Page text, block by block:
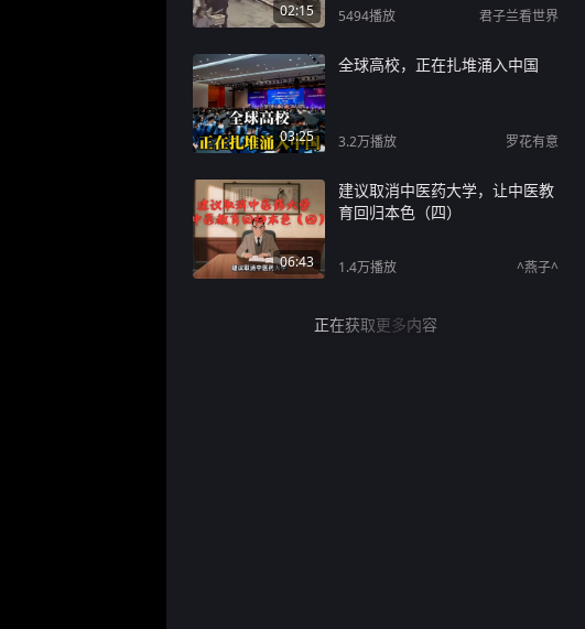
02:15 5494播放 君子兰看世界
03:25
全球高校，正在扎堆涌入中国
3.2万播放 罗花有意
06:43
建议取消中医药大学，让中医教
育回归本色（四）
1.4万播放 ^燕子^
正在获取更多内容